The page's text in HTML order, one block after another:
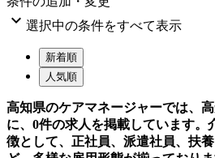
 選択中の条件をすべて表示
新着順
人気順
高知県のケアマネージャーでは、
に、0件の求人を掲載しています。
徴として、正社員、派遣社員、扶